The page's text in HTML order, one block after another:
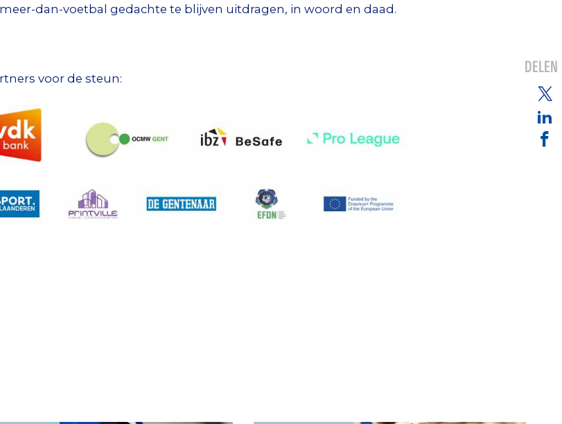
dan-voetbal gedachte te blijven uitdragen, in woord en daad.
voor de steun:
DELEN